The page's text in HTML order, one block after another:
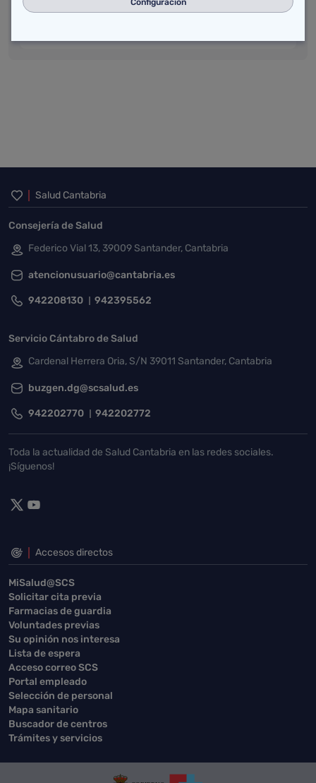
Inicio del pie de página
Salud Cantabria
Consejería de Salud
Federico Vial 13, 39009 Santander, Cantabria
atencionusuario@cantabria.es
942208130 942395562
Servicio Cántabro de Salud
Cardenal Herrera Oria, S/N 39011 Santander, Cantabria
buzgen.dg@scsalud.es
942202770 942202772
Toda la actualidad de Salud Cantabria en las redes sociales.
¡Síguenos!
Accesos directos
MiSalud@SCS
Solicitar cita previa
Farmacias de guardia
Voluntades previas
Su opinión nos interesa
Lista de espera
Acceso correo SCS
Portal empleado
Selección de personal
Mapa sanitario
Buscador de centros
Trámites y servicios
Configuración